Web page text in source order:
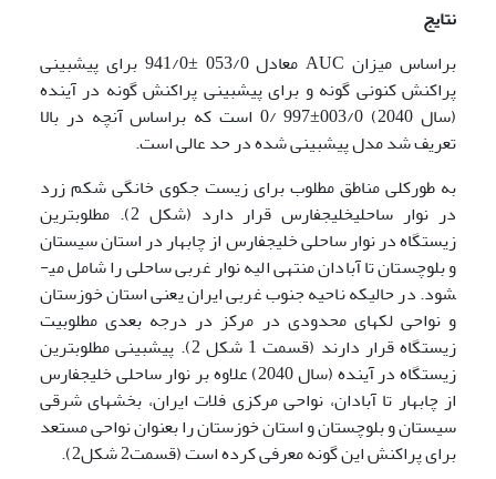
نتایج
براساس میزان AUC معادل 053/0 ±941/0 برای پیش­بینی
پراکنش کنونی گونه و برای پیش­بینی پراکنش گونه در آینده
(سال 2040) 003/0±997 /0 است که براساس آنچه در بالا
تعریف شد مدل پیش­بینی شده در حد عالی است.
به طورکلی مناطق مطلوب برای زیست جکوی خانگی شکم زرد
در نوار ساحلی­خلیج­فارس قرار دارد (شکل 2). مطلوب­ترین
زیستگاه در نوار ساحلی خلیج­فارس از چابهار در استان سیستان
و بلوچستان تا آبادان منتهی الیه نوار غربی ساحلی را شامل می­
شود. در حالیکه ناحیه جنوب غربی ایران یعنی استان خوزستان
و نواحی لکه­ای محدودی در مرکز در درجه بعدی مطلوبیت
زیستگاه قرار دارند (قسمت 1 شکل 2). پیش­بینی مطلوبترین
زیستگاه در آینده (سال 2040) علاوه بر نوار ساحلی خلیج­فارس
از چابهار تا آبادان، نواحی مرکزی فلات ایران، بخش­های شرقی
سیستان و بلوچستان و استان خوزستان را بعنوان نواحی مستعد
برای پراکنش این گونه معرفی کرده است (قسمت2 شکل2).